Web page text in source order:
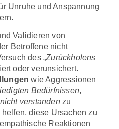
Unruhe und Anspannung
Validieren von
Betroffene nicht
des „Zurückholens
oder verunsichert.
wie Aggressionen
Bedürfnissen,
nicht verstandenzu
diese Ursachen zu
Reaktionen